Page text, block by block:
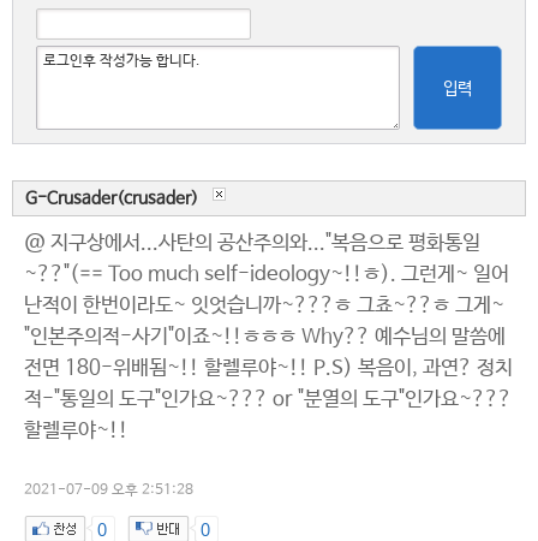
입력
G-Crusader(crusader)
@ 지구상에서...사탄의 공산주의와..."복음으로 평화통일
~??"(== Too much self-ideology~!!ㅎ). 그런게~ 일어
난적이 한번이라도~ 잇엇습니까~???ㅎ 그쵸~??ㅎ 그게~
"인본주의적-사기"이죠~!!ㅎㅎㅎ Why?? 예수님의 말씀에
전면 180-위배됨~!! 할렐루야~!! P.S) 복음이, 과연? 정치
적-"통일의 도구"인가요~??? or "분열의 도구"인가요~???
할렐루야~!!
2021-07-09 오후 2:51:28
0 0